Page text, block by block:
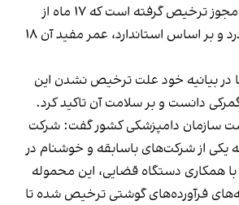
این محموله در حالی مجوز ترخیص گرفته است که ۱۷ ماه از
تاریخ انجماد آن می‌گذرد و بر اساس استاندارد، عمر مفید آن ۱۸
در بیانیه خود علت ‌ترخیص نشدن این
دانست و بر سلامت آن تاکید کرد.
سازمان دامپزشکی کشور گفت: شرکت
یکی از شرکت‌های باسابقه و خوشنام در
همکاری دستگاه قضایی، این محموله
فرآورده‌های گوشتی ترخیص شده تا